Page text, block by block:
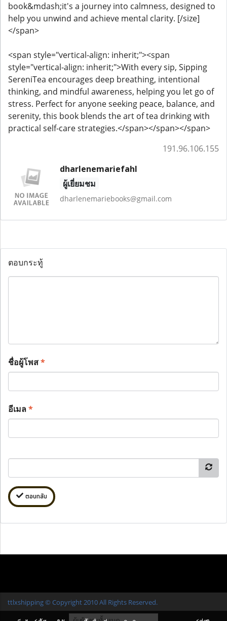
book&mdash;it's a journey into calmness, designed to
help you unwind and achieve mental clarity. [/size]
</span>
<span style="vertical-align: inherit;"><span
style="vertical-align: inherit;">With every sip, Sipping
SereniTea encourages deep breathing, intentional
thinking, and mindful awareness, helping you let go of
stress. Perfect for anyone seeking peace, balance, and
serenity, this book blends the art of tea drinking with
practical self-care strategies.</span></span></span>
191.96.106.155
dharlenemariefahl
ผู้เยี่ยมชม
dharlenemariebooks@gmail.com
ตอบกระทู้
ชื่อผู้โพส*
อีเมล*
ตอบกลับ
ttlxshipping © Copyright 2010 All Rights Reserved.